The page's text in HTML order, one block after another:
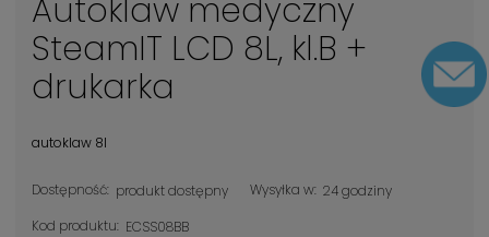
Autoklaw medyczny
SteamIT LCD 8L, kl.B +
drukarka
autoklaw 8l
Dostępność: produkt dostępny Wysyłka w: 24 godziny
Kod produktu: ECSS08BB